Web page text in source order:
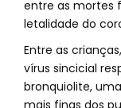
entre as mortes
letalidade do
Entre as
vírus sincicial
bronquiolite,
mais finas dos